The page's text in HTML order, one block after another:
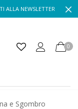
ALLA NEWSLETTER
0
e Sgombro